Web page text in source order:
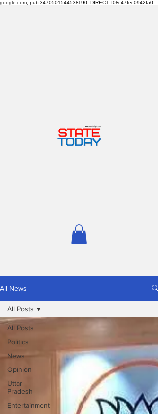
google.com, pub-3470501544538190, DIRECT, f08c47fec0942fa0
All News
All Posts
Politics
News
Opinion
Uttar
Pradesh
Entertainment
All Posts